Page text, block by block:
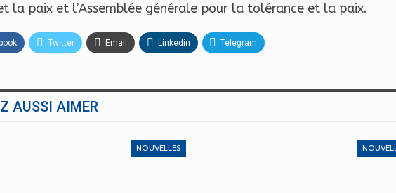
la paix et l’Assemblée générale pour la tolérance et la paix.
Twitter Email Linkedin Telegram
AUSSI AIMER
NOUVELLES